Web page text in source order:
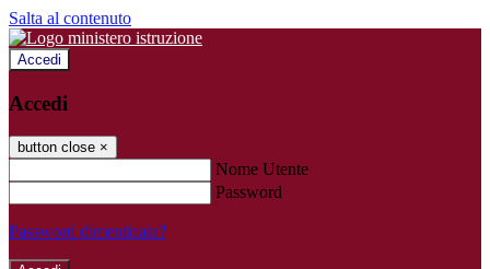
Salta al contenuto
Accedi
Accedi
button close ×
Nome Utente
Password
Password dimenticata?